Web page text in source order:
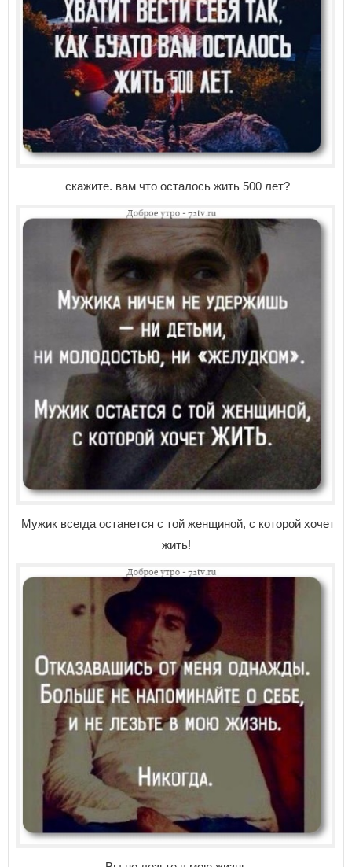
скажите. вам что осталось жить 500 лет?
Мужик всегда останется с той женщиной, с которой хочет
жить!